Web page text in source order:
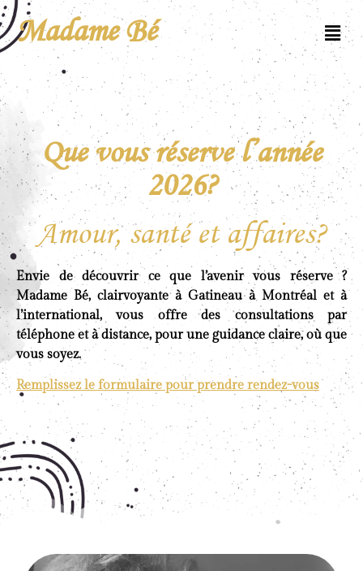
Madame Bé
Que vous réserve l’année
2026?
Amour, santé et affaires?
Envie de découvrir ce que l’avenir vous réserve ?
Madame Bé, clairvoyante à Gatineau à Montréal et à
l’international, vous offre des consultations par
téléphone et à distance, pour une guidance claire, où que
vous soyez.
Remplissez le formulaire pour prendre rendez-vous